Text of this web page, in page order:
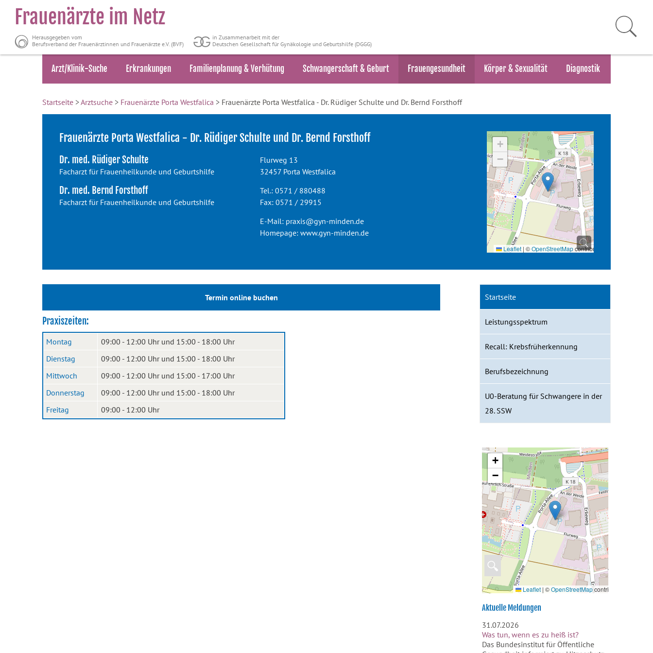
Frauenärzte im Netz
Herausgegeben vom
Berufsverband der Frauenärztinnen und Frauenärzte e.V. (BVF)
in Zusammenarbeit mit der
Deutschen Gesellschaft für Gynäkologie und Geburtshilfe (DGGG)
Arzt/Klinik-Suche Erkrankungen Familienplanung & Verhütung Schwangerschaft & Geburt Frauengesundheit Körper & Sexualität Diagnostik
Startseite >Arztsuche > Frauenärzte Porta Westfalica > Frauenärzte Porta Westfalica - Dr. Rüdiger Schulte und Dr. Bernd Forsthoff
Frauenärzte Porta Westfalica - Dr. Rüdiger Schulte und Dr. Bernd Forsthoff
Dr. med. Rüdiger Schulte
Facharzt für Frauenheilkunde und Geburtshilfe
Dr. med. Bernd Forsthoff
Facharzt für Frauenheilkunde und Geburtshilfe
Flurweg 13
32457 Porta Westfalica
Tel.: 0571 / 880488
Fax: 0571 / 29915
E-Mail: praxis@gyn-minden.de
Homepage: www.gyn-minden.de
+
−
Leaflet | ©OpenStreetMapcontributors
Termin online buchen
Praxiszeiten:
Montag
09:00 - 12:00 Uhr und 15:00 - 18:00 Uhr
Dienstag
09:00 - 12:00 Uhr und 15:00 - 18:00 Uhr
Mittwoch
09:00 - 12:00 Uhr und 15:00 - 17:00 Uhr
Donnerstag
09:00 - 12:00 Uhr und 15:00 - 18:00 Uhr
Freitag
09:00 - 12:00 Uhr
Startseite
Leistungsspektrum
Recall: Krebsfrüherkennung
Berufsbezeichnung
U0-Beratung für Schwangere in der
28. SSW
🔍
+
−
Leaflet | ©OpenStreetMapcontributors
Aktuelle Meldungen
31.07.2026
Was tun, wenn es zu heiß ist?
Das Bundesinstitut für Öffentliche